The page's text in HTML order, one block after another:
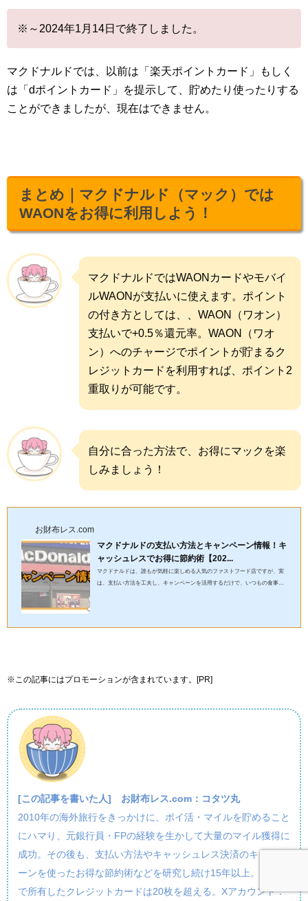
※～2024年1月14日で終了しました。
マクドナルドでは、以前は「楽天ポイントカード」もしく
は「dポイントカード」を提示して、貯めたり使ったりする
ことができましたが、現在はできません。
まとめ｜マクドナルド（マック）では
WAONをお得に利用しよう！
マクドナルドではWAONカードやモバイ
ルWAONが支払いに使えます。ポイント
の付き方としては、、WAON（ワオン）
支払いで+0.5％還元率。WAON（ワオ
ン）へのチャージでポイントが貯まるク
レジットカードを利用すれば、ポイント2
重取りが可能です。
自分に合った方法で、お得にマックを楽
しみましょう！
お財布レス.com
マクドナルドの支払い方法とキャンペーン情報！キ
ャッシュレスでお得に節約術【202...
マクドナルドは、誰もが気軽に楽しめる人気のファストフード店ですが、実
は、支払い方法を工夫し、キャンペーンを活用するだけで、いつもの食事が
※この記事にはプロモーションが含まれています。[PR]
[この記事を書いた人] お財布レス.com：コタツ丸
2010年の海外旅行をきっかけに、ポイ活・マイルを貯めること
にハマり、元銀行員・FPの経験を生かして大量のマイル獲得に
成功。その後も、支払い方法やキャッシュレス決済のキャンペ
ーンを使ったお得な節約術などを研究し続け15年以上。現在ま
で所有したクレジットカードは20枚を超える。Xアカウント：